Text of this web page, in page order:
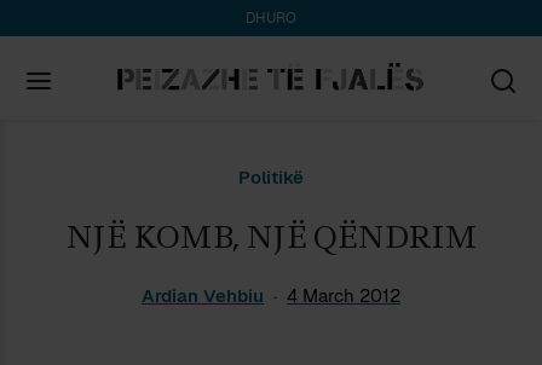
DHURO
Politikë
NJË KOMB, NJË QËNDRIM
Ardian Vehbiu 4 March 2012